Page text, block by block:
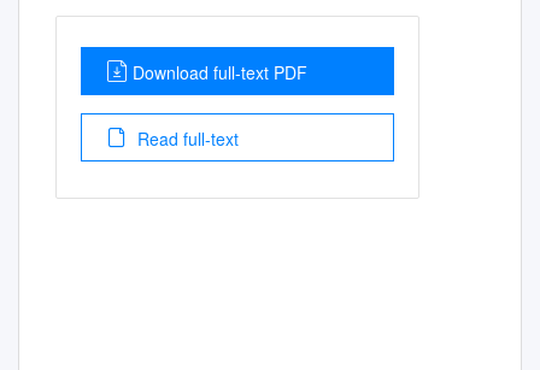
Download full-text PDF
Read full-text